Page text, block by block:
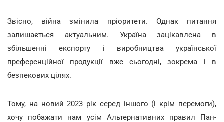
Звісно, війна змінила пріоритети. Однак питання
залишається актуальним. Україна зацікавлена в
збільшенні експорту і виробництва української
преференційної продукції вже сьогодні, зокрема і в
безпекових цілях.
Тому, на новий 2023 рік серед іншого (і крім перемоги),
хочу побажати нам усім Альтернативних правил Пан-